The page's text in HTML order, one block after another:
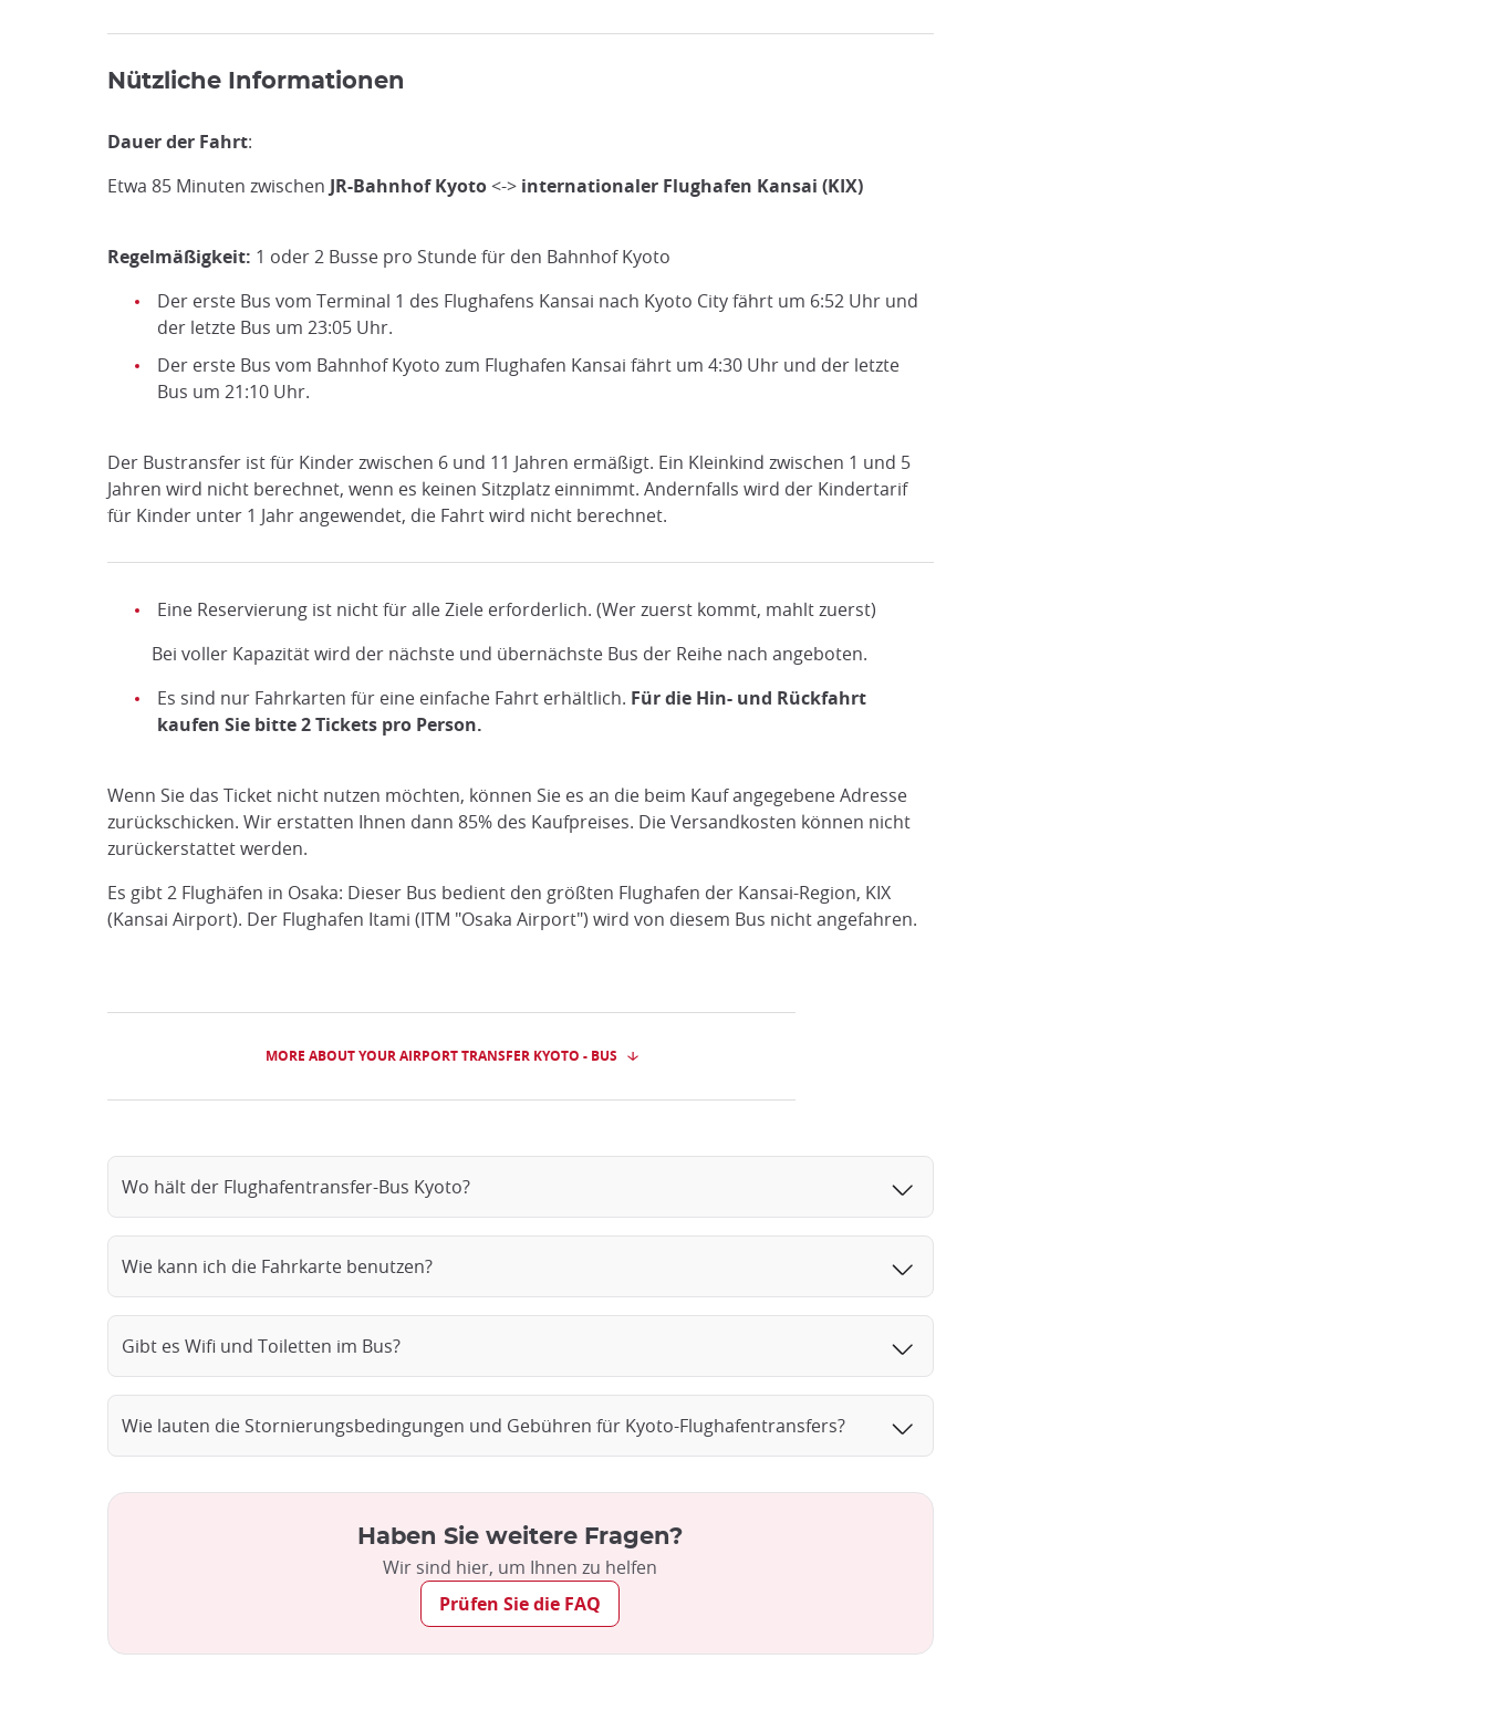
Nützliche Informationen
Dauer der Fahrt:
Etwa 85 Minuten zwischen JR-Bahnhof Kyoto<-> internationaler Flughafen Kansai (KIX)
Regelmäßigkeit: 1 oder 2 Busse pro Stunde für den Bahnhof Kyoto
Der erste Bus vom Terminal 1 des Flughafens Kansai nach Kyoto City fährt um 6:52 Uhr und
der letzte Bus um 23:05 Uhr.
Der erste Bus vom Bahnhof Kyoto zum Flughafen Kansai fährt um 4:30 Uhr und der letzte
Bus um 21:10 Uhr.
Der Bustransfer ist für Kinder zwischen 6 und 11 Jahren ermäßigt. Ein Kleinkind zwischen 1 und 5
Jahren wird nicht berechnet, wenn es keinen Sitzplatz einnimmt. Andernfalls wird der Kindertarif
für Kinder unter 1 Jahr angewendet, die Fahrt wird nicht berechnet.
Eine Reservierung ist nicht für alle Ziele erforderlich. (Wer zuerst kommt, mahlt zuerst)
Bei voller Kapazität wird der nächste und übernächste Bus der Reihe nach angeboten.
Es sind nur Fahrkarten für eine einfache Fahrt erhältlich. Für die Hin- und Rückfahrt
kaufen Sie bitte 2 Tickets pro Person.
Wenn Sie das Ticket nicht nutzen möchten, können Sie es an die beim Kauf angegebene Adresse
zurückschicken. Wir erstatten Ihnen dann 85% des Kaufpreises. Die Versandkosten können nicht
zurückerstattet werden.
Es gibt 2 Flughäfen in Osaka: Dieser Bus bedient den größten Flughafen der Kansai-Region, KIX
(Kansai Airport). Der Flughafen Itami (ITM "Osaka Airport") wird von diesem Bus nicht angefahren.
MORE ABOUT YOUR AIRPORT TRANSFER KYOTO - BUS
Wo hält der Flughafentransfer-Bus Kyoto?
Wie kann ich die Fahrkarte benutzen?
Gibt es Wifi und Toiletten im Bus?
Wie lauten die Stornierungsbedingungen und Gebühren für Kyoto-Flughafentransfers?
Haben Sie weitere Fragen?
Wir sind hier, um Ihnen zu helfen
Prüfen Sie die FAQ